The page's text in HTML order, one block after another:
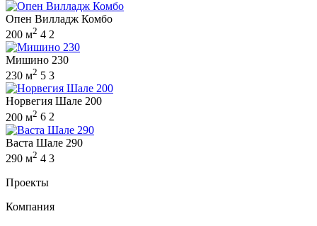
Опен Вилладж Комбо
200 м2 4 2
Мишино 230
230 м2 5 3
Норвегия Шале 200
200 м2 6 2
Васта Шале 290
290 м2 4 3
Проекты
Компания